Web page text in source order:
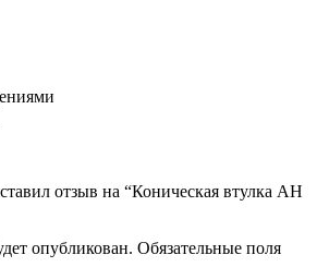
отзыв на “Коническая втулка AH
опубликован. Обязательные поля